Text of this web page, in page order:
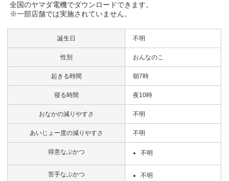
全国のヤマダ電機でダウンロードできます。
※一部店舗では実施されていません。
誕生日 不明
性別 おんなのこ
起きる時間 朝7時
寝る時間 夜10時
おなかの減りやすさ 不明
あいじょー度の減りやすさ 不明
得意なぶかつ 不明
苦手なぶかつ 不明